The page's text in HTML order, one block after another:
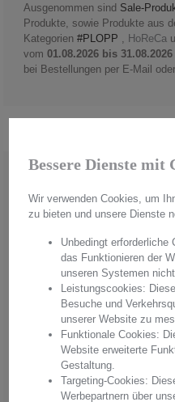
Ausgenommen sind Sale-
Produkte, sowie Produkte aus
Kategorien #PLOPP , HoReCa
vom 01.08.2026 bis 31.08.2026
bei Bestellungen per E-Mail
Handmade in Germany
Bessere Dienste mit
Wir verwenden Cookies, um
zu bieten und unsere Dienste
Unbedingt
das Funktionieren der
unseren Systemen
Leistungscookies:
Besuche und
unserer Website zu
Funktionale Cookies:
Website erweiterte
Gestaltung.
Targeting-Cookies:
Werbepartnern über